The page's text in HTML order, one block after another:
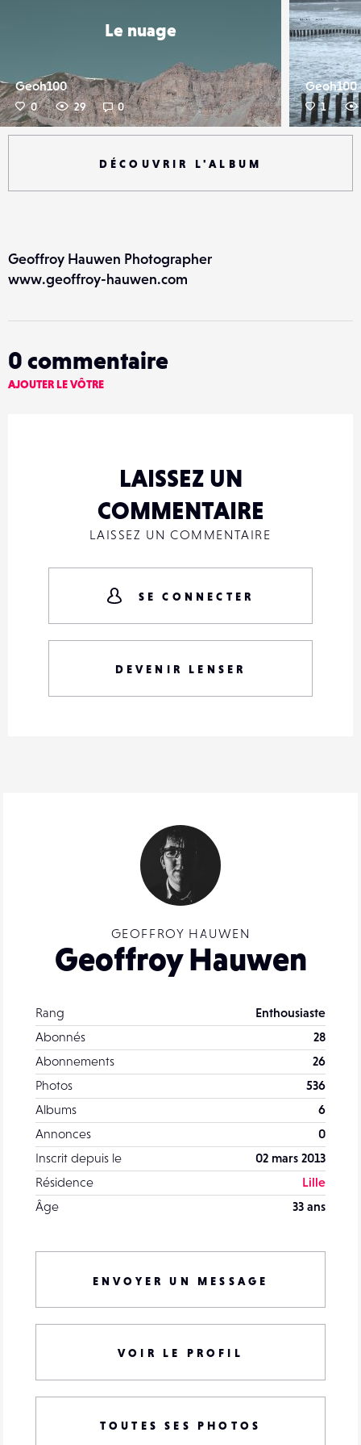
Le nuage
Geoh100
0 29 0
Geoh100
1
DÉCOUVRIR L'ALBUM
GEOFFROY HAUWEN
Geoffroy Hauwen
Rang
Enthousiaste
Abonnés
28
Abonnements
26
Photos
536
Albums
6
Annonces
0
Inscrit depuis le
02 mars 2013
Résidence
Lille
Âge
33 ans
ENVOYER UN MESSAGE
VOIR LE PROFIL
TOUTES SES PHOTOS
Geoffroy Hauwen Photographer
www.geoffroy-hauwen.com
0 commentaire
AJOUTER LE VÔTRE
LAISSEZ UN
COMMENTAIRE
LAISSEZ UN COMMENTAIRE
SE CONNECTER
DEVENIR LENSER